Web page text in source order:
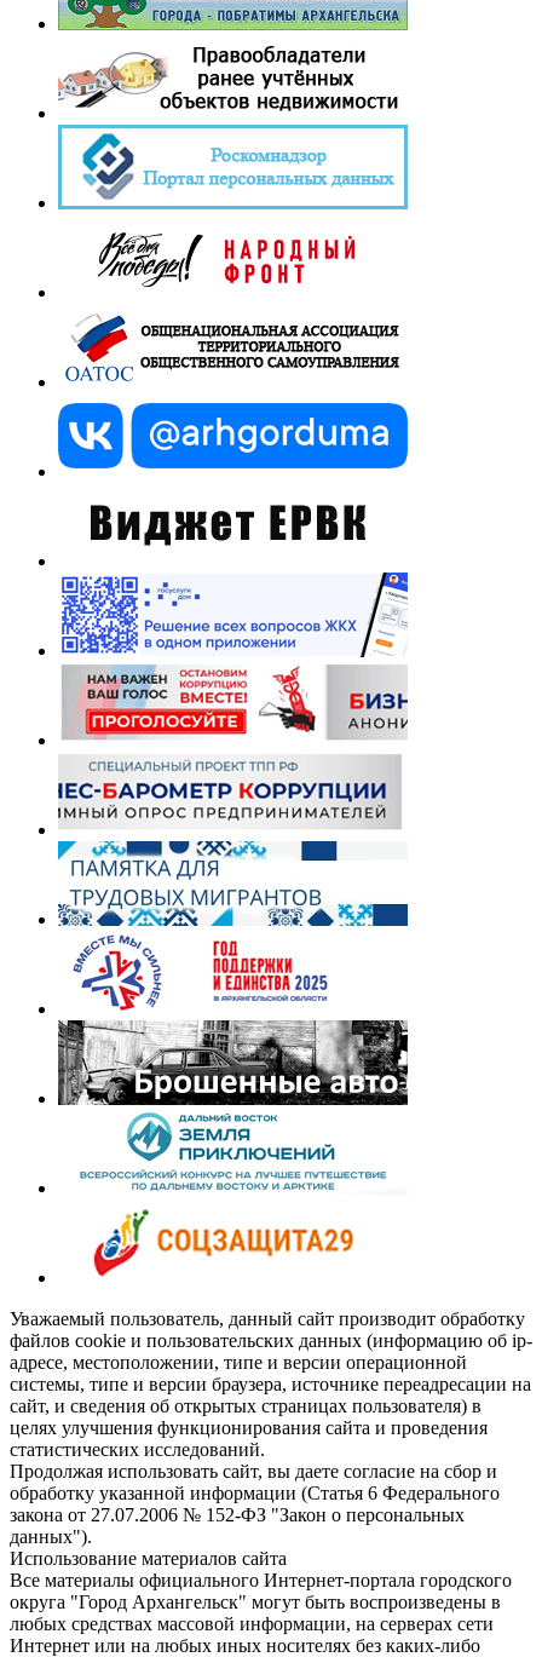
Уважаемый пользователь, данный сайт производит обработку
файлов cookie и пользовательских данных (информацию об ip-
адресе, местоположении, типе и версии операционной
системы, типе и версии браузера, источнике переадресации на
сайт, и сведения об открытых страницах пользователя) в
целях улучшения функционирования сайта и проведения
статистических исследований.
Продолжая использовать сайт, вы даете согласие на сбор и
обработку указанной информации (Статья 6 Федерального
закона от 27.07.2006 № 152-ФЗ "Закон о персональных
данных").
Использование материалов сайта
Все материалы официального Интернет-портала городского
округа "Город Архангельск" могут быть воспроизведены в
любых средствах массовой информации, на серверах сети
Интернет или на любых иных носителях без каких-либо